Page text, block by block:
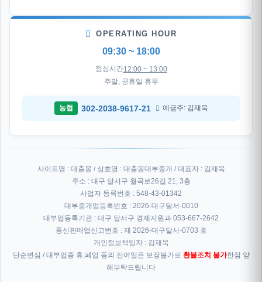
OPERATING HOUR
09:30 ~ 18:00
점심시간12:00 ~ 13:00
주말, 공휴일 휴무
농협 302-2038-9617-21 예금주: 김재욱
사이트명 : 대출몽 / 상호명 : 대출몽대부중개 / 대표자 : 김재욱
주소 : 대구 달서구 월곡로26길 21, 3층
사업자 등록번호 : 548-43-01342
대부중개업등록번호 : 2026-대구달서-0010
대부업등록기관 : 대구 달서구 경제지원과 053-667-2642
통신판매업신고번호 : 제 2026-대구달서-0703 호
개인정보책임자 : 김재욱
단순변심 / 대부업증 휴,폐업 등의 잔여일은 보장불가로 환불조치 불가한점 양
해부탁드립니다